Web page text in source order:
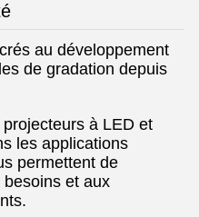
au développement
de gradation depuis
à LED et
les applications
permettent de
et aux